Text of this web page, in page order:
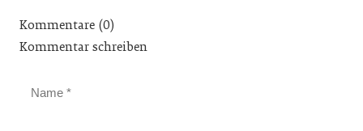
Kommentare (0)
Kommentar schreiben